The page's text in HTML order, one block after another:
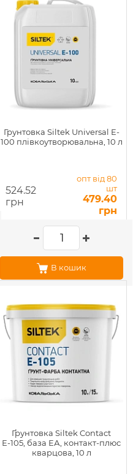
Грунтовка Siltek Universal E-
100 плівкоутворювальна, 10 л
524.52
грн
опт від 80
шт
479.40
грн
В кошик
Ґрунтовка Siltek Contact
Е-105, база ЕА, контакт-плюс
кварцова, 10 л